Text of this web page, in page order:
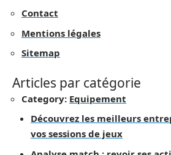
Contact
Mentions légales
Sitemap
Articles par catégorie
Category: Equipement
Découvrez les meilleurs
vos sessions de jeux